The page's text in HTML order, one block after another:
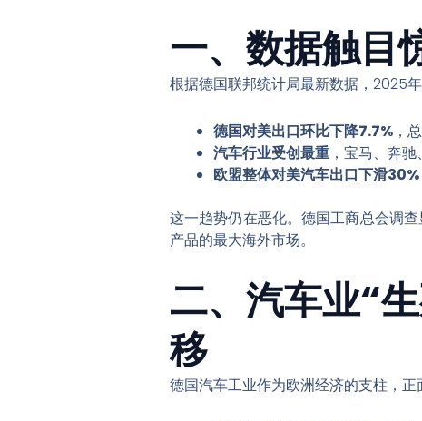
一、数据触目
根据德国联邦统计局最新数据，2025
德国对美出口环比下降7.7% ，
汽车行业受创最重 ，宝马、奔
欧盟整体对美汽车出口下滑30%
这一趋势仍在恶化。德国工商总会调查
产品的最大海外市场。
二、汽车业“
移
德国汽车工业作为欧洲经济的支柱，正